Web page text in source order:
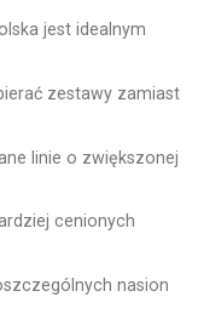
jest idealnym
zestawy zamiast
linie o zwiększonej
cenionych
nasion